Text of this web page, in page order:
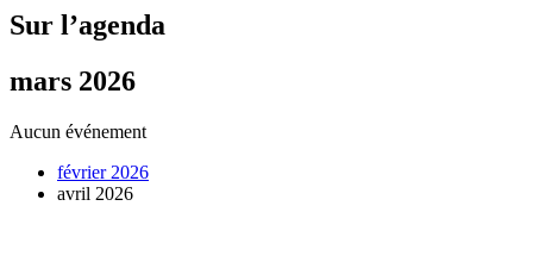
Sur l’agenda
mars 2026
Aucun événement
février 2026
avril 2026